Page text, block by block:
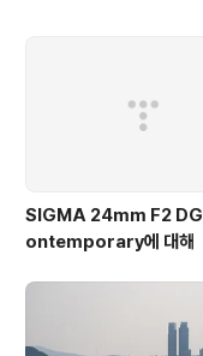
SIGMA 24mm F2
ontemporary에 대해